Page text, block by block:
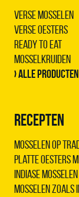
Verse Mosselen
Verse Oesters
Ready to Eat
Mosselkruiden
› Alle producten
RECEPTEN
Mosselen op
Platte oesters
Indiase
Mosselen zoals